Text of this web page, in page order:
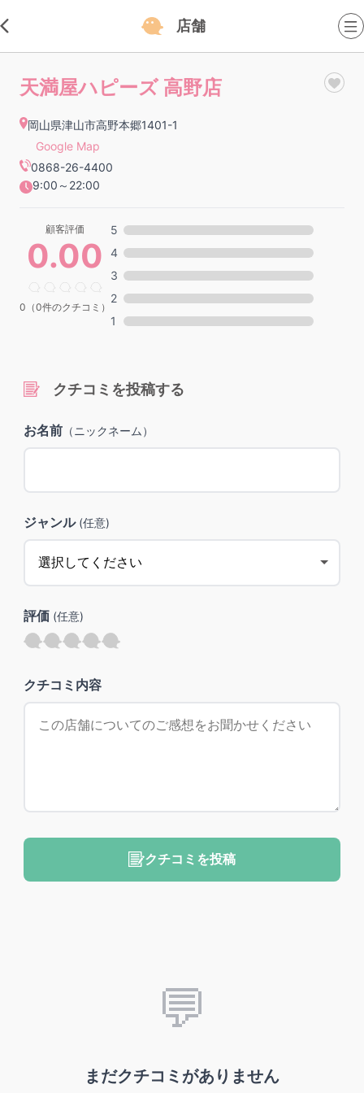
店舗
天満屋ハピーズ 高野店
岡山県津山市高野本郷1401-1
Google Map
0868-26-4400
9:00～22:00
顧客評価
0.00
0（0件のクチコミ）
5
4
3
2
1
クチコミを投稿する
お名前（ニックネーム）
ジャンル (任意)
評価 (任意)
クチコミ内容
クチコミを投稿
💬
まだクチコミがありません